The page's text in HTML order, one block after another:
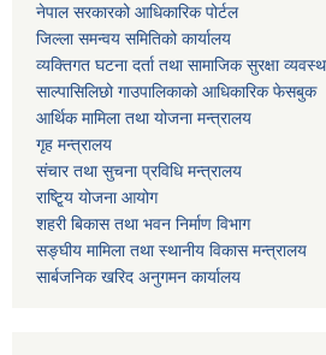
नेपाल सरकारको आधिकारिक पोर्टल
जिल्ला समन्वय समितिको कार्यालय
व्यक्तिगत घटना दर्ता तथा सामाजिक सुरक्षा
साल्पासिलिछो गाउपालिकाको आधिकारिक फेसबुक
आर्थिक मामिला तथा योजना मन्त्रालय
गृह मन्त्रालय
संचार तथा सुचना प्रविधि मन्त्रालय
राष्टि्ृय योजना आयोग
शहरी बिकास तथा भवन निर्माण विभाग
सङ्घीय मामिला तथा स्थानीय विकास मन्त्रालय
सार्बजनिक खरिद अनुगमन कार्यालय